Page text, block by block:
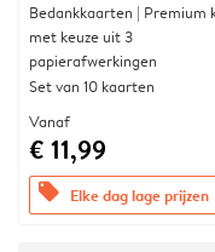
Bedankkaarten | Premium
met keuze uit 3
papierafwerkingen
Set van 10 kaarten
Vanaf
€ 11,99
offers Elke dag lage prijzen